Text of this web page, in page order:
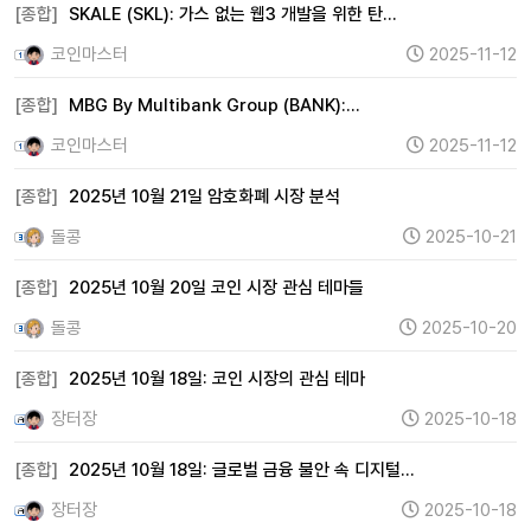
[종합]
SKALE (SKL): 가스 없는 웹3 개발을 위한 탄…
코인마스터
2025-11-12
[종합]
MBG By Multibank Group (BANK):…
코인마스터
2025-11-12
[종합]
2025년 10월 21일 암호화폐 시장 분석
돌콩
2025-10-21
[종합]
2025년 10월 20일 코인 시장 관심 테마들
돌콩
2025-10-20
[종합]
2025년 10월 18일: 코인 시장의 관심 테마
장터장
2025-10-18
[종합]
2025년 10월 18일: 글로벌 금융 불안 속 디지털…
장터장
2025-10-18